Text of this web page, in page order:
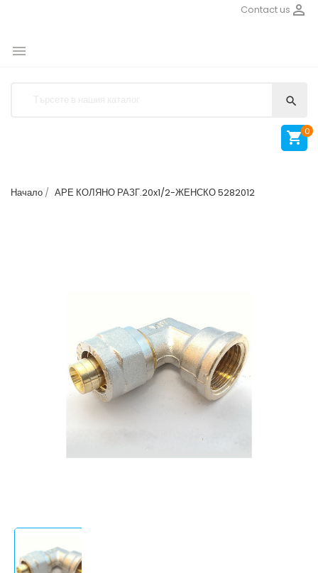

Contact us


 0
Начало АРЕ КОЛЯНО РАЗГ.20x1/2-ЖЕНСКО 5282012